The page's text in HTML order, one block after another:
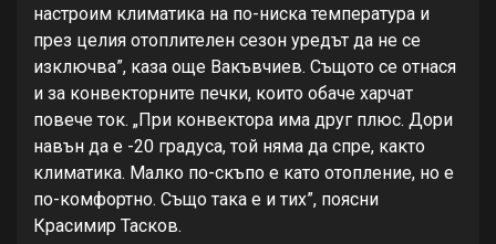
настроим климатика на по-ниска температура и
през целия отоплителен сезон уредът да не се
изключва”, каза още Вакъвчиев. Същото се отнася
и за конвекторните печки, които обаче харчат
повече ток. „При конвектора има друг плюс. Дори
навън да е -20 градуса, той няма да спре, както
климатика. Малко по-скъпо е като отопление, но е
по-комфортно. Също така е и тих”, поясни
Красимир Тасков.